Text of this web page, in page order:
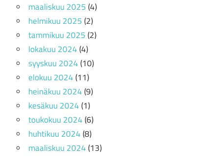
maaliskuu 2025(4)
helmikuu 2025(2)
tammikuu 2025(2)
lokakuu 2024(4)
syyskuu 2024(10)
elokuu 2024(11)
heinäkuu 2024(9)
kesäkuu 2024(1)
toukokuu 2024(6)
huhtikuu 2024(8)
maaliskuu 2024(13)